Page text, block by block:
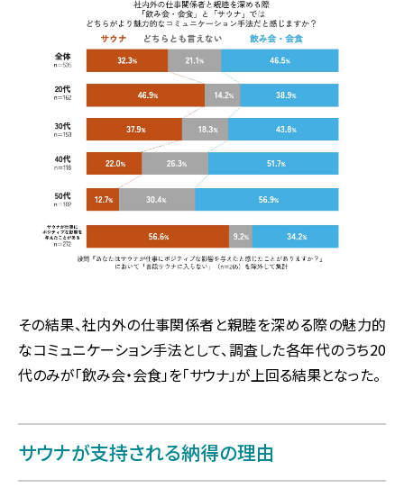
その結果、社内外の仕事関係者と親睦を深める際の魅力的
なコミュニケーション手法として、調査した各年代のうち20
代のみが「飲み会・会食」を「サウナ」が上回る結果となった。
サウナが支持される納得の理由